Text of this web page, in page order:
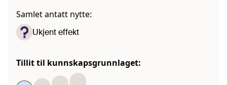
Samlet antatt nytte:
Ukjent effekt
Tillit til kunnskapsgrunnlaget: